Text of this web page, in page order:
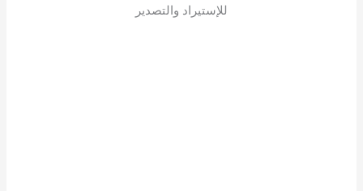
للإستيراد والتصدير